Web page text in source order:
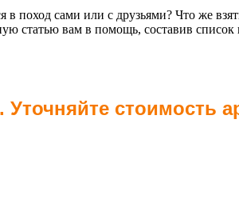
поход сами или с друзьями? Что же
статью вам в помощь, составив список
Уточняйте стоимость